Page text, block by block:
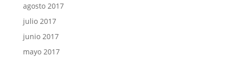
agosto 2017
julio 2017
junio 2017
mayo 2017